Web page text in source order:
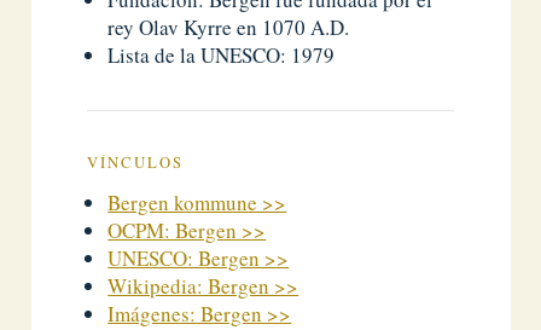
rey Olav Kyrre en 1070 A.D.
Lista de la UNESCO: 1979
VÍNCULOS
Bergen kommune >>
OCPM: Bergen >>
UNESCO: Bergen >>
Wikipedia: Bergen >>
Imágenes: Bergen >>